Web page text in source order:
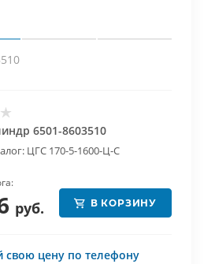
6501-8603510
ЦГС 170-5-1600-Ц-С
руб. В КОРЗИНУ
свою цену по телефону